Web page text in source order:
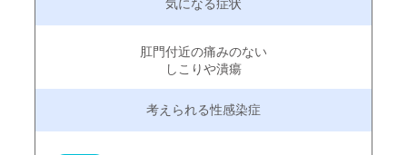
肛門付近の痛みのない
しこりや潰瘍